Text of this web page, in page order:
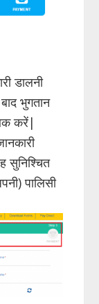
डालनी
भुगतान
करें|
सुनिश्चित
पालिसी